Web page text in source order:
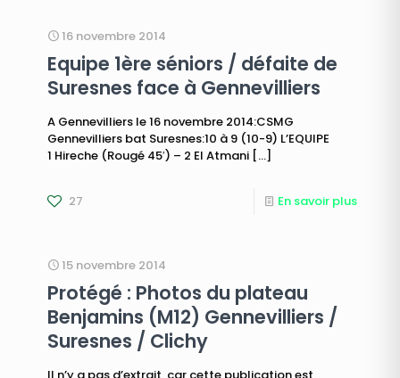
16 novembre 2014
Equipe 1ère séniors / défaite de
Suresnes face à Gennevilliers
A Gennevilliers le 16 novembre 2014:CSMG
Gennevilliers bat Suresnes:10 à 9 (10-9) L’EQUIPE
1 Hireche (Rougé 45′) – 2 El Atmani […]
27 En savoir plus
15 novembre 2014
Protégé : Photos du plateau
Benjamins (M12) Gennevilliers /
Suresnes / Clichy